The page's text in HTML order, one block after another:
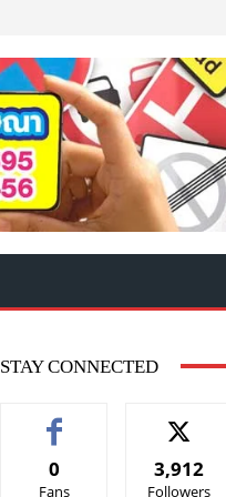
STAY CONNECTED
0
Fans
3,912
Followers